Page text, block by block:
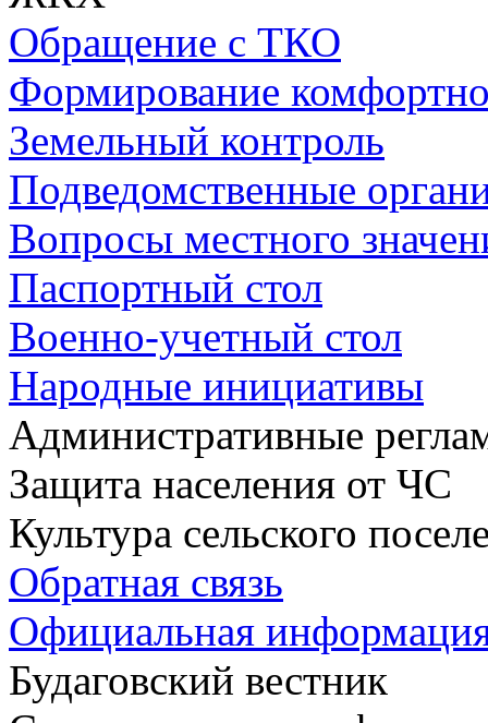
Обращение с ТКО
Формирование
Земельный контроль
Подведомственные
Вопросы местного
Паспортный стол
Военно-учетный стол
Народные инициативы
Административные
Защита населения от ЧС
Культура сельского
Обратная связь
Официальная
Будаговский вестник